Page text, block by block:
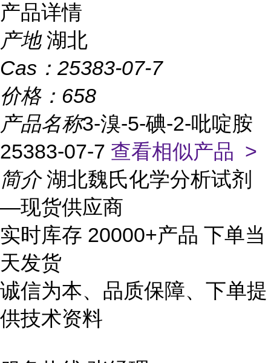
产品详情
产地 湖北
Cas： 25383-07-7
价格： 658
产品名称3-溴-5-碘-2-吡啶胺
25383-07-7 查看相似产品 >
简介 湖北魏氏化学分析试剂
—现货供应商
实时库存 20000+产品 下单当
天发货
诚信为本、品质保障、下单提
供技术资料